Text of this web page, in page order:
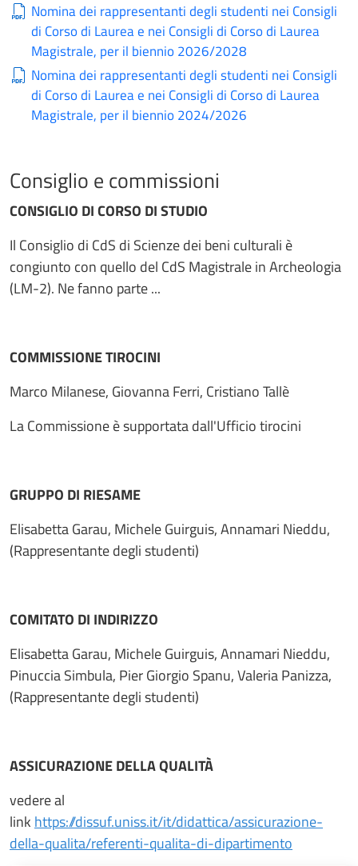
Nomina dei rappresentanti degli studenti nei Consigli
di Corso di Laurea e nei Consigli di Corso di Laurea
Magistrale, per il biennio 2026/2028
Nomina dei rappresentanti degli studenti nei Consigli
di Corso di Laurea e nei Consigli di Corso di Laurea
Magistrale, per il biennio 2024/2026
Consiglio e commissioni
CONSIGLIO DI CORSO DI STUDIO
Il Consiglio di CdS di Scienze dei beni culturali è
congiunto con quello del CdS Magistrale in Archeologia
(LM-2). Ne fanno parte ...
COMMISSIONE TIROCINI
Marco Milanese, Giovanna Ferri, Cristiano Tallè
La Commissione è supportata dall'Ufficio tirocini
GRUPPO DI RIESAME
Elisabetta Garau, Michele Guirguis, Annamari Nieddu,
(Rappresentante degli studenti)
COMITATO DI INDIRIZZO
Elisabetta Garau, Michele Guirguis, Annamari Nieddu,
Pinuccia Simbula, Pier Giorgio Spanu, Valeria Panizza,
(Rappresentante degli studenti)
ASSICURAZIONE DELLA QUALITÀ
vedere al
link https://dissuf.uniss.it/it/didattica/assicurazione-
della-qualita/referenti-qualita-di-dipartimento